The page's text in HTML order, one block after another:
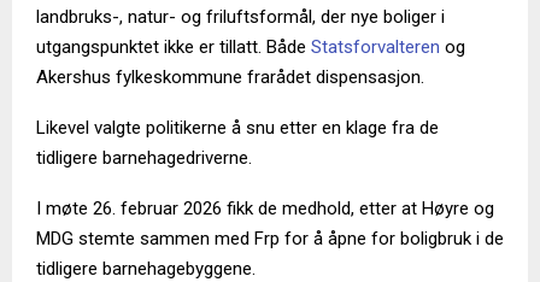
landbruks-, natur- og friluftsformål, der nye boliger i
utgangspunktet ikke er tillatt. Både Statsforvalteren og
Akershus fylkeskommune frarådet dispensasjon.
Likevel valgte politikerne å snu etter en klage fra de
tidligere barnehagedriverne.
I møte 26. februar 2026 fikk de medhold, etter at Høyre og
MDG stemte sammen med Frp for å åpne for boligbruk i de
tidligere barnehagebyggene.